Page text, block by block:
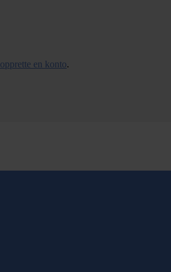
opprette en konto.